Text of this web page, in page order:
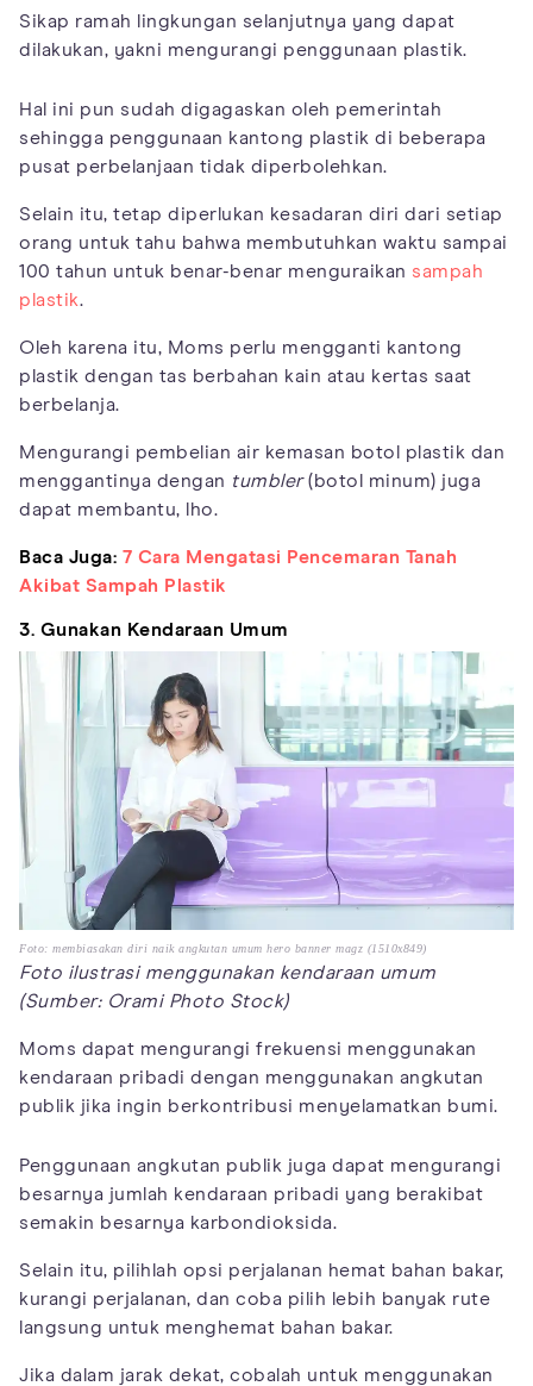
Sikap ramah lingkungan selanjutnya yang dapat
dilakukan, yakni mengurangi penggunaan plastik.
Hal ini pun sudah digagaskan oleh pemerintah
sehingga penggunaan kantong plastik di beberapa
pusat perbelanjaan tidak diperbolehkan.
Selain itu, tetap diperlukan kesadaran diri dari setiap
orang untuk tahu bahwa membutuhkan waktu sampai
100 tahun untuk benar-benar menguraikan sampah
plastik.
Oleh karena itu, Moms perlu mengganti kantong
plastik dengan tas berbahan kain atau kertas saat
berbelanja.
Mengurangi pembelian air kemasan botol plastik dan
menggantinya dengan tumbler(botol minum) juga
dapat membantu, lho.
Baca Juga: 7 Cara Mengatasi Pencemaran Tanah
Akibat Sampah Plastik
3. Gunakan Kendaraan Umum
Foto: membiasakan diri naik angkutan umum hero banner magz (1510x849)
Foto ilustrasi menggunakan kendaraan umum
(Sumber: Orami Photo Stock)
Moms dapat mengurangi frekuensi menggunakan
kendaraan pribadi dengan menggunakan angkutan
publik jika ingin berkontribusi menyelamatkan bumi.
Penggunaan angkutan publik juga dapat mengurangi
besarnya jumlah kendaraan pribadi yang berakibat
semakin besarnya karbondioksida.
Selain itu, pilihlah opsi perjalanan hemat bahan bakar,
kurangi perjalanan, dan coba pilih lebih banyak rute
langsung untuk menghemat bahan bakar.
Jika dalam jarak dekat, cobalah untuk menggunakan